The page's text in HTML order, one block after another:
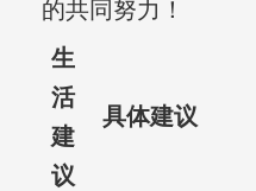
的共同努力！
生
活
建
议
具体建议